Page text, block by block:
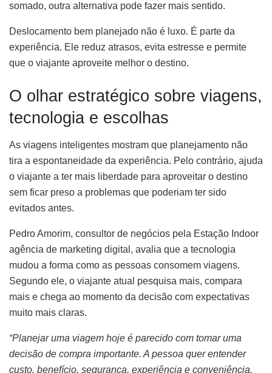
somado, outra alternativa pode fazer mais sentido.
Deslocamento bem planejado não é luxo. É parte da
experiência. Ele reduz atrasos, evita estresse e permite
que o viajante aproveite melhor o destino.
O olhar estratégico sobre viagens,
tecnologia e escolhas
As viagens inteligentes mostram que planejamento não
tira a espontaneidade da experiência. Pelo contrário, ajuda
o viajante a ter mais liberdade para aproveitar o destino
sem ficar preso a problemas que poderiam ter sido
evitados antes.
Pedro Amorim, consultor de negócios pela Estação Indoor
agência de marketing digital, avalia que a tecnologia
mudou a forma como as pessoas consomem viagens.
Segundo ele, o viajante atual pesquisa mais, compara
mais e chega ao momento da decisão com expectativas
muito mais claras.
“Planejar uma viagem hoje é parecido com tomar uma
decisão de compra importante. A pessoa quer entender
custo, benefício, segurança, experiência e conveniência.